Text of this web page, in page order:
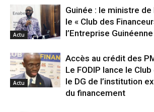
Actu
Guinée : le ministre de
le « Club des
l’Entreprise Guinéenne
Actu
Accès au crédit des
Le FODIP lance le
le DG de l’institution
du financement